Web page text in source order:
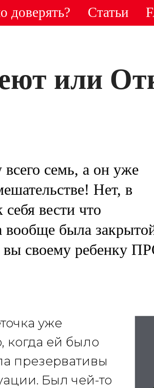
доверять? Статьи
или
семь, а он уже
Нет, в
вести что
вообще была
вы своему ребенку
уже
когда ей было
презервативы
Был чей-то